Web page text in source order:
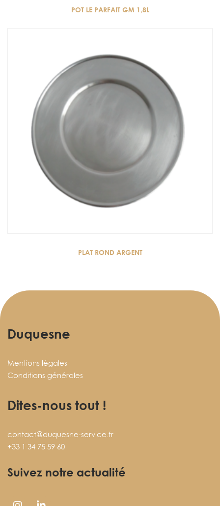
POT LE PARFAIT GM 1,8L
PLAT ROND ARGENT
Duquesne
Mentions légales
Conditions générales
Dites-nous tout !
contact@duquesne-service.fr
+33 1 34 75 59 60
Suivez notre actualité